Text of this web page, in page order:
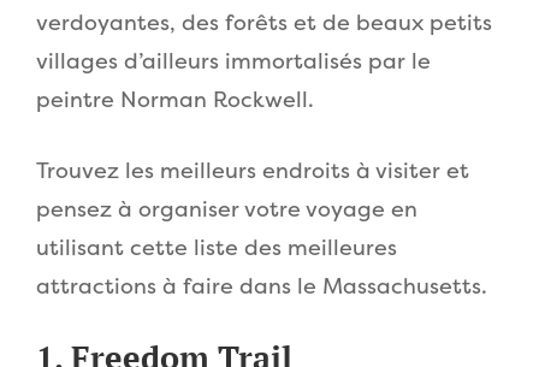
verdoyantes, des forêts et de beaux petits
villages d’ailleurs immortalisés par le
peintre Norman Rockwell.
Trouvez les meilleurs endroits à visiter et
pensez à organiser votre voyage en
utilisant cette liste des meilleures
attractions à faire dans le Massachusetts.
1. Freedom Trail